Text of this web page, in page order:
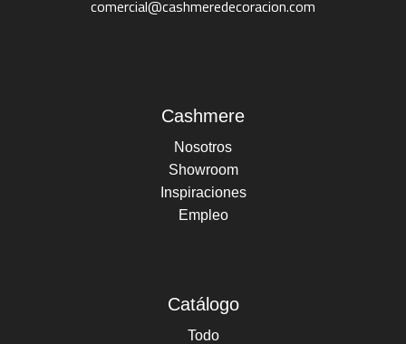
comercial@cashmeredecoracion.com
Cashmere
Nosotros
Showroom
Inspiraciones
Empleo
Catálogo
Todo